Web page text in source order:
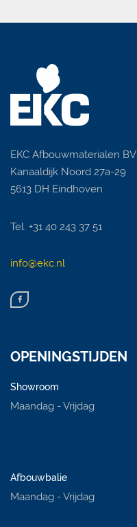
EKC Afbouwmaterialen BV
Kanaaldijk Noord 27a-29
5613 DH Eindhoven
Tel. +31 40 243 37 51
info@ekc.nl
OPENINGSTIJDEN
Showroom
Maandag - Vrijdag
Afbouwbalie
Maandag - Vrijdag